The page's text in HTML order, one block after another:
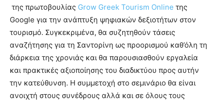
της πρωτοβουλίας Grow Greek Tourism Online της
Google για την ανάπτυξη ψηφιακών δεξιοτήτων στον
τουρισμό. Συγκεκριμένα, θα συζητηθούν τάσεις
αναζήτησης για τη Σαντορίνη ως προορισμού καθ’όλη τη
διάρκεια της χρονιάς και θα παρουσιασθούν εργαλεία
και πρακτικές αξιοποίησης του διαδικτύου προς αυτήν
την κατεύθυνση. Η συμμετοχή στο σεμινάριο θα είναι
ανοιχτή στους συνέδρους αλλά και σε όλους τους